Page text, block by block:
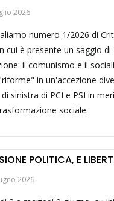
2026
numero 1/2026 di
è presente un saggio
il comunismo e il
in un'accezione
sinistra di PCI e PSI in
sociale.
POLITICA, E
2026